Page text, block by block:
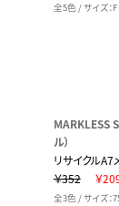
全5色 / サイズ：
MARKLESS
ル）
リサイクルA7
￥352
￥
全3色 / サイズ：